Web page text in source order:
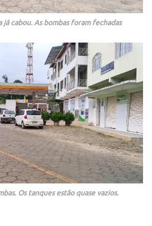
já cabou. As bombas foram fechadas
Os tanques estão quase vazios.